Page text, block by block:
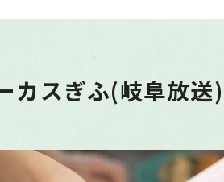
カスぎふ(岐阜放